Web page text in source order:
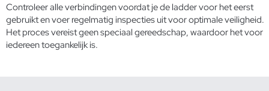
Controleer alle verbindingen voordat je de ladder voor het eerst
gebruikt en voer regelmatig inspecties uit voor optimale veiligheid.
Het proces vereist geen speciaal gereedschap, waardoor het voor
iedereen toegankelijk is.